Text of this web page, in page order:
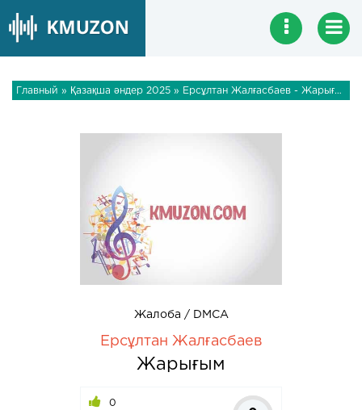
Главный » Қазақша әндер 2025 » Ерсұлтан Жалғасбаев - Жарығым
Жалоба / DMCA
Ерсұлтан Жалғасбаев
Жарығым
0